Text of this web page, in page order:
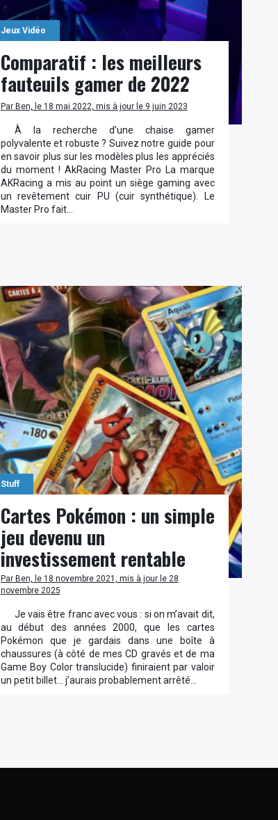
Jeux Vidéo
Comparatif : les meilleurs
fauteuils gamer de 2022
Par Ben, le 18 mai 2022, mis à jour le 9 juin 2023
À la recherche d’une chaise gamer
polyvalente et robuste ? Suivez notre guide pour
en savoir plus sur les modèles plus les appréciés
du moment ! AkRacing Master Pro La marque
AKRacing a mis au point un siège gaming avec
un revêtement cuir PU (cuir synthétique). Le
Master Pro fait…
Stuff
Cartes Pokémon : un simple
jeu devenu un
investissement rentable
Par Ben, le 18 novembre 2021, mis à jour le 28
novembre 2025
Je vais être franc avec vous : si on m’avait dit,
au début des années 2000, que les cartes
Pokémon que je gardais dans une boîte à
chaussures (à côté de mes CD gravés et de ma
Game Boy Color translucide) finiraient par valoir
un petit billet… j’aurais probablement arrêté…